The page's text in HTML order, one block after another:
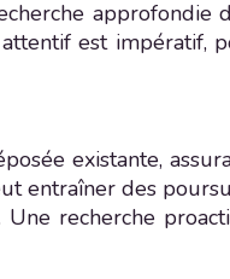
approfondie
est impératif,
existante,
entraîner des
recherche